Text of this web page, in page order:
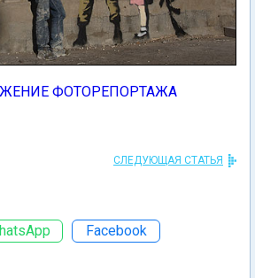
ФОТОРЕПОРТАЖА
СЛЕДУЮЩАЯ СТАТЬЯ
Facebook